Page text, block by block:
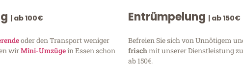
| ab 100€
oder den Transport weniger
wirMini-Umzügein Essen schon
Entrümpelung | ab 150€
Befreien Sie sich von Unnötigem
frischmit unserer Dienstleistung
ab 150€.